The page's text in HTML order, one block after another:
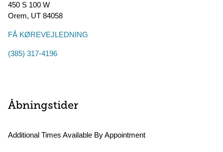
450 S 100 W
Orem, UT 84058
FÅ KØREVEJLEDNING
(385) 317-4196
Åbningstider
Additional Times Available By Appointment